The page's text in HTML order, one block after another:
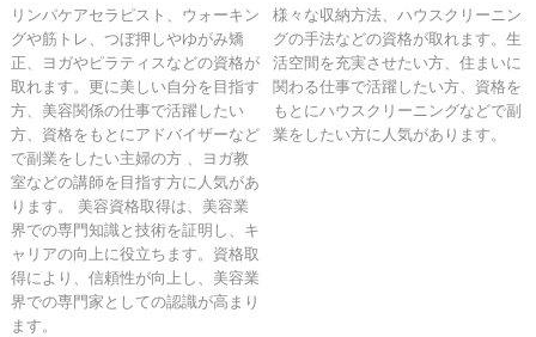
リンパケアセラピスト、ウォーキン
グや筋トレ、つぼ押しやゆがみ矯
正、ヨガやピラティスなどの資格が
取れます。更に美しい自分を目指す
方、美容関係の仕事で活躍したい
方、資格をもとにアドバイザーなど
で副業をしたい主婦の方 、ヨガ教
室などの講師を目指す方に人気があ
ります。 美容資格取得は、美容業
界での専門知識と技術を証明し、キ
ャリアの向上に役立ちます。資格取
得により、信頼性が向上し、美容業
界での専門家としての認識が高まり
ます。
様々な収納方法、ハウスクリーニン
グの手法などの資格が取れます。生
活空間を充実させたい方、住まいに
関わる仕事で活躍したい方、資格を
もとにハウスクリーニングなどで副
業をしたい方に人気があります。